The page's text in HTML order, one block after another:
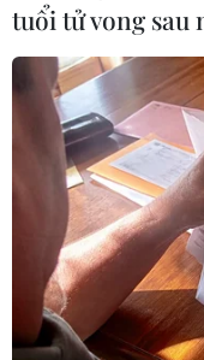
đồng đối với
Hiện nay, các
đang tích cực
mất tích./.
tuổi tử vong sau